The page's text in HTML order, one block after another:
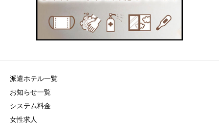
派遣ホテル一覧
お知らせ一覧
システム料金
女性求人